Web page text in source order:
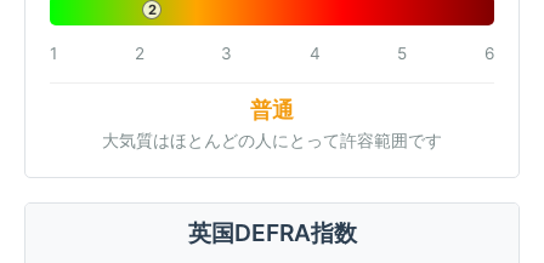
2
1 2 3 4 5 6
普通
大気質はほとんどの人にとって許容範囲です
英国DEFRA指数